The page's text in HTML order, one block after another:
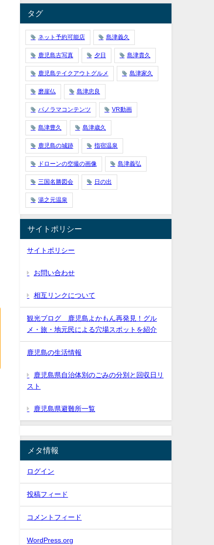
タグ
ネット予約可能店 島津義久
鹿児島古写真 夕日 島津貴久
鹿児島テイクアウトグルメ 島津家久
磨崖仏 島津忠良
パノラマコンテンツ VR動画
島津豊久 島津歳久
鹿児島の城跡 指宿温泉
ドローンの空撮の画像 島津義弘
三国名勝図会 日の出
湯之元温泉
サイトポリシー
サイトポリシー
お問い合わせ
相互リンクについて
観光ブログ 鹿児島よかもん再発見！グル
メ・旅・地元民による穴場スポットを紹介
鹿児島の生活情報
鹿児島県自治体別のごみの分別と回収日リ
スト
鹿児島県避難所一覧
メタ情報
ログイン
投稿フィード
コメントフィード
WordPress.org